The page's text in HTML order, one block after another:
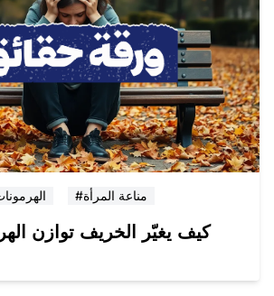
#مناعة المرأة
كيف يغيّر الخريف توازن